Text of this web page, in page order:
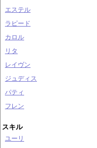
エステル
ラピード
カロル
リタ
レイヴン
ジュディス
パティ
フレン
スキル
ユーリ